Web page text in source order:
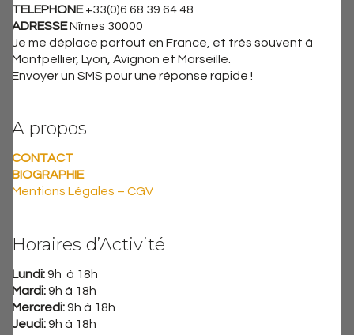
TELEPHONE+33(0)6 68 39 64 48
ADRESSENîmes 30000
Je me déplace partout en France, et très souvent à
Montpellier, Lyon, Avignon et Marseille.
Envoyer un SMS pour une réponse rapide !
A propos
CONTACT
BIOGRAPHIE
Mentions Légales – CGV
Horaires d’Activité
Lundi:9h à 18h
Mardi:9h à 18h
Mercredi:9h à 18h
Jeudi:9h à 18h